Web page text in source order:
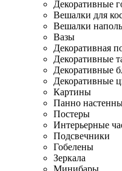
Декоративные
Вешалки для
Вешалки
Вазы
Декоративная
Декоративные
Декоративные
Декоративные
Картины
Панно
Постеры
Интерьерные
Подсвечники
Гобелены
Зеркала
Минибары